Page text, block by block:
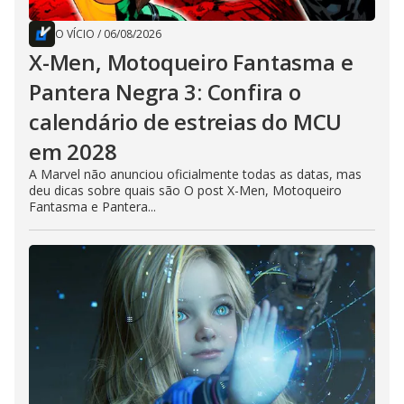
O VÍCIO / 06/08/2026
X-Men, Motoqueiro Fantasma e
Pantera Negra 3: Confira o
calendário de estreias do MCU
em 2028
A Marvel não anunciou oficialmente todas as datas, mas
deu dicas sobre quais são O post X-Men, Motoqueiro
Fantasma e Pantera...